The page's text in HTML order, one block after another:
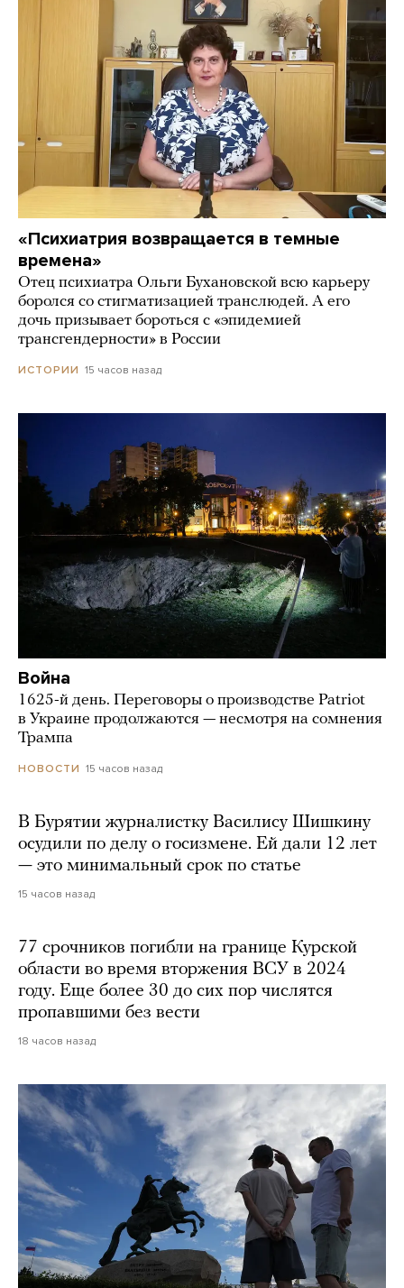
«Психиатрия возвращается в темные
времена»
Отец психиатра Ольги Бухановской всю карьеру
боролся со стигматизацией транслюдей. А его
дочь призывает бороться с «эпидемией
трансгендерности» в России
ИСТОРИИ 15 часов назад
Война
1625-й день. Переговоры о производстве Patriot
в Украине продолжаются — несмотря на сомнения
Трампа
НОВОСТИ 15 часов назад
В Бурятии журналистку Василису Шишкину
осудили по делу о госизмене. Ей дали 12 лет
— это минимальный срок по статье
15 часов назад
77 срочников погибли на границе Курской
области во время вторжения ВСУ в 2024
году. Еще более 30 до сих пор числятся
пропавшими без вести
18 часов назад